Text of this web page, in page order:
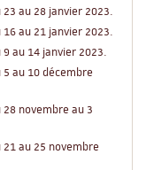
23 au 28 janvier 2023.
16 au 21 janvier 2023.
9 au 14 janvier 2023.
5 au 10 décembre
28 novembre au 3
21 au 25 novembre